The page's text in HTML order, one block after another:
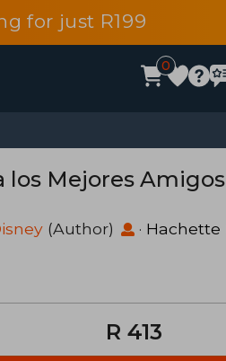
for just R199
0
los Mejores Amigos
(Author) · Hachette
R 413